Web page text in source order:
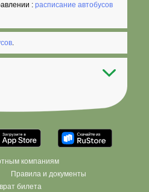
:расписание автобусов
.
компаниям
Правила и документы
билета